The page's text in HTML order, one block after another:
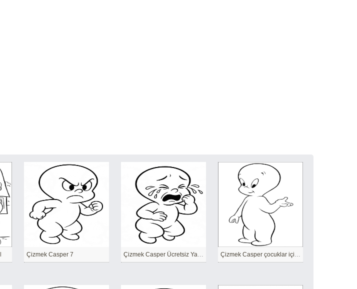
Çizmek Casper 7 Çizmek Casper Ücretsiz Yazdırılabilir Çizmek Casper çocuklar için temel